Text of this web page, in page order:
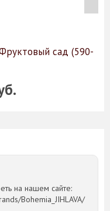
сад (590-
на нашем сайте:
Bohemia_JIHLAVA/